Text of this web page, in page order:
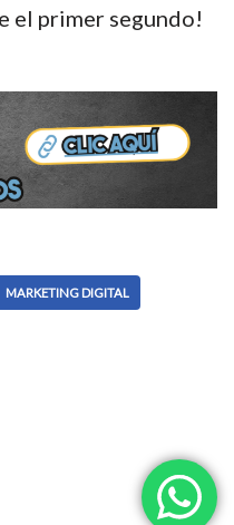
el primer segundo!
MARKETING DIGITAL